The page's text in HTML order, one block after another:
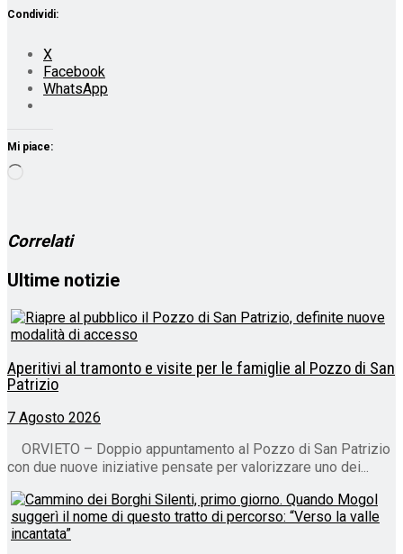
Condividi:
X
Facebook
WhatsApp
Mi piace:
Correlati
Ultime notizie
Aperitivi al tramonto e visite per le famiglie al Pozzo di San
Patrizio
7 Agosto 2026
ORVIETO – Doppio appuntamento al Pozzo di San Patrizio
con due nuove iniziative pensate per valorizzare uno dei...